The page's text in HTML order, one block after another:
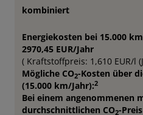
kombiniert
Energiekosten bei 15.000
2970,45 EUR/Jahr
( Kraftstoffpreis: 1,610 EUR/l
Mögliche CO2-Kosten über
(15.000 km/Jahr):2
Bei einem angenommenen
durchschnittlichen CO2-